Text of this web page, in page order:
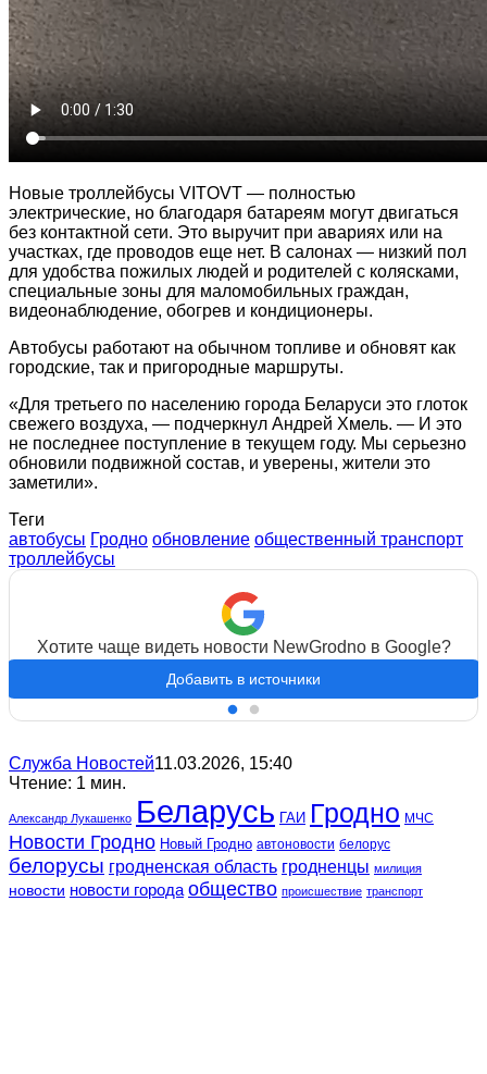
Новые троллейбусы VITOVT — полностью
электрические, но благодаря батареям могут двигаться
без контактной сети. Это выручит при авариях или на
участках, где проводов еще нет. В салонах — низкий пол
для удобства пожилых людей и родителей с колясками,
специальные зоны для маломобильных граждан,
видеонаблюдение, обогрев и кондиционеры.
Автобусы работают на обычном топливе и обновят как
городские, так и пригородные маршруты.
«Для третьего по населению города Беларуси это глоток
свежего воздуха, — подчеркнул Андрей Хмель. — И это
не последнее поступление в текущем году. Мы серьезно
обновили подвижной состав, и уверены, жители это
заметили».
Теги
автобусы Гродно обновление общественный транспорт
троллейбусы
Хотите чаще видеть новости NewGrodno в Google?
Добавить в источники
Служба Новостей11.03.2026, 15:40
Чтение: 1 мин.
Александр Лукашенко Беларусь ГАИ Гродно МЧС
Новости Гродно Новый Гродно автоновости белорус
белорусы гродненская область гродненцы милиция
новости новости города общество происшествие транспорт